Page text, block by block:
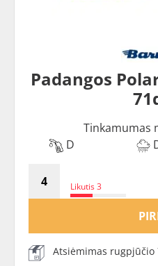
Padangos
Tinkamumas
D
Likutis 3
Atsiėmimas rugpjūčio